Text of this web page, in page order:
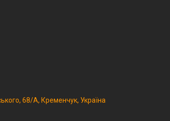
68/А, Кременчук, Україна